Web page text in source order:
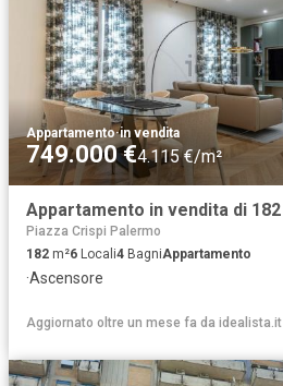
Appartamento·in vendita
749.000 €4.115 €/m²
Piazza Crispi Palermo
182 m²6 Locali4 BagniAppartamento
·Ascensore
Aggiornato oltre un mese fa da idealista.it